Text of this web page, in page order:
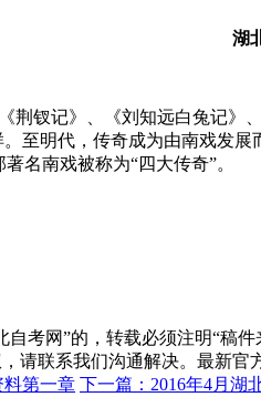
湖
荆钗记》、《刘知远白兔记》
至明代，传奇成为由南戏发
名南戏被称为“四大传奇”。
考网”的，转载必须注明“稿
请联系我们沟通解决。最新官
料第一章 下一篇：2016年4月湖